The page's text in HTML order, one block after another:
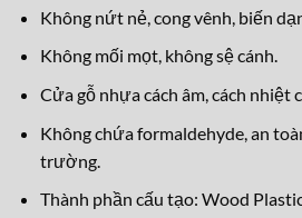
Không nứt nẻ, cong vênh, biến
Không mối mọt, không sệ cánh.
Cửa gỗ nhựa cách âm, cách nhiệt
Không chứa formaldehyde, an
trường.
Thành phần cấu tạo: Wood